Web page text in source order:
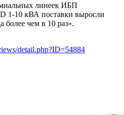
линеек ИБП
1-10 кВА поставки выросли
более чем в 10 раз».
detail.php?ID=54884